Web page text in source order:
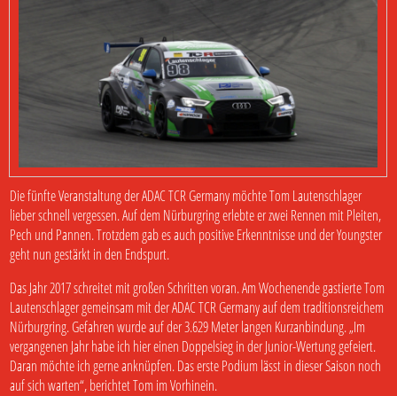
Die fünfte Veranstaltung der ADAC TCR Germany möchte Tom Lautenschlager
lieber schnell vergessen. Auf dem Nürburgring erlebte er zwei Rennen mit Pleiten,
Pech und Pannen. Trotzdem gab es auch positive Erkenntnisse und der Youngster
geht nun gestärkt in den Endspurt.
Das Jahr 2017 schreitet mit großen Schritten voran. Am Wochenende gastierte Tom
Lautenschlager gemeinsam mit der ADAC TCR Germany auf dem traditionsreichem
Nürburgring. Gefahren wurde auf der 3.629 Meter langen Kurzanbindung. „Im
vergangenen Jahr habe ich hier einen Doppelsieg in der Junior-Wertung gefeiert.
Daran möchte ich gerne anknüpfen. Das erste Podium lässt in dieser Saison noch
auf sich warten“, berichtet Tom im Vorhinein.